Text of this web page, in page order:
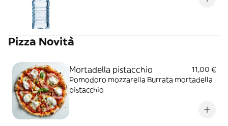
Pizza Novità
Mortadella pistacchio
11,00 €
Pomodoro mozzarella Burrata mortadella
pistacchio